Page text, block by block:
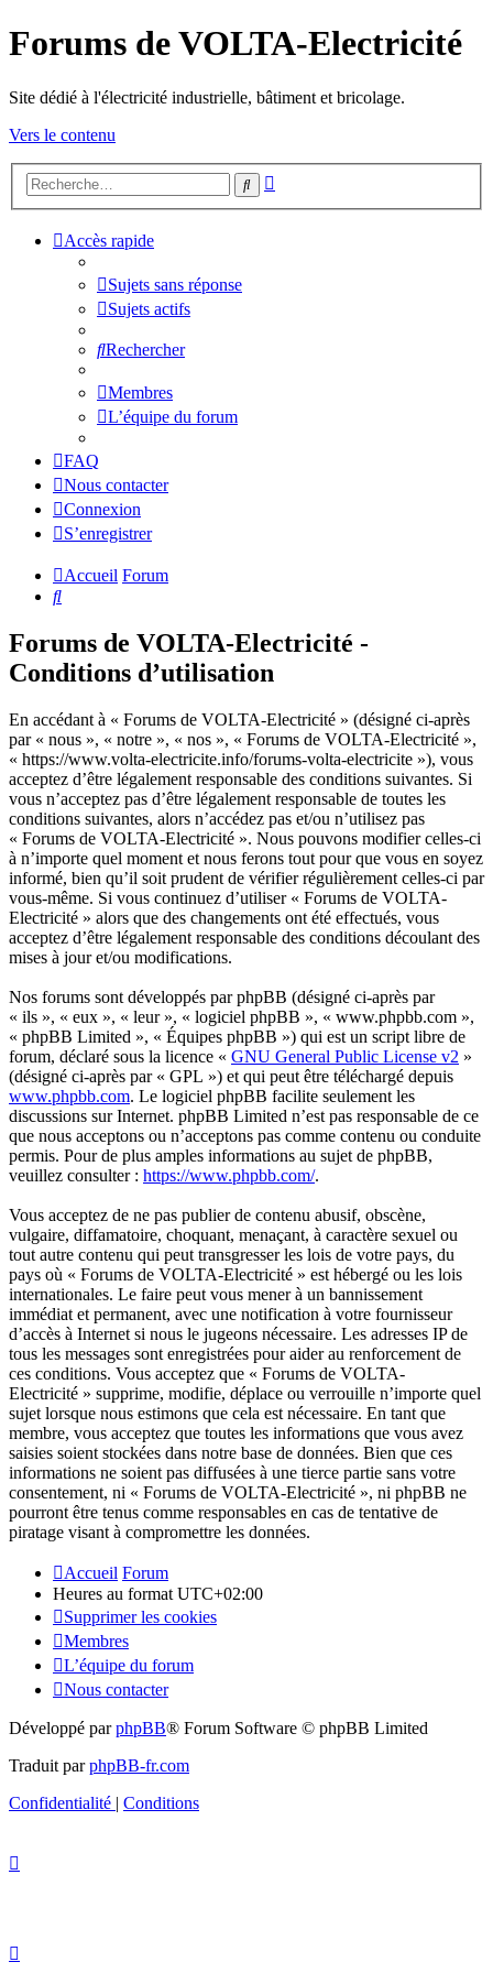
Forums de VOLTA-Electricité
Site dédié à l'électricité industrielle, bâtiment et bricolage.
Vers le contenu
Rechercher
Accès rapide
Sujets sans réponse
Sujets actifs
Rechercher
Membres
L’équipe du forum
FAQ
Nous contacter
Connexion
S’enregistrer
Accueil Forum
Rechercher
Forums de VOLTA-Electricité -
Conditions d’utilisation
En accédant à « Forums de VOLTA-Electricité » (désigné ci-après
par « nous », « notre », « nos », « Forums de VOLTA-Electricité »,
« https://www.volta-electricite.info/forums-volta-electricite »), vous
acceptez d’être légalement responsable des conditions suivantes. Si
vous n’acceptez pas d’être légalement responsable de toutes les
conditions suivantes, alors n’accédez pas et/ou n’utilisez pas
« Forums de VOLTA-Electricité ». Nous pouvons modifier celles-ci
à n’importe quel moment et nous ferons tout pour que vous en soyez
informé, bien qu’il soit prudent de vérifier régulièrement celles-ci par
vous-même. Si vous continuez d’utiliser « Forums de VOLTA-
Electricité » alors que des changements ont été effectués, vous
acceptez d’être légalement responsable des conditions découlant des
mises à jour et/ou modifications.
Nos forums sont développés par phpBB (désigné ci-après par
« ils », « eux », « leur », « logiciel phpBB », « www.phpbb.com »,
« phpBB Limited », « Équipes phpBB ») qui est un script libre de
forum, déclaré sous la licence « GNU General Public License v2 »
(désigné ci-après par « GPL ») et qui peut être téléchargé depuis
www.phpbb.com. Le logiciel phpBB facilite seulement les
discussions sur Internet. phpBB Limited n’est pas responsable de ce
que nous acceptons ou n’acceptons pas comme contenu ou conduite
permis. Pour de plus amples informations au sujet de phpBB,
veuillez consulter : https://www.phpbb.com/.
Vous acceptez de ne pas publier de contenu abusif, obscène,
vulgaire, diffamatoire, choquant, menaçant, à caractère sexuel ou
tout autre contenu qui peut transgresser les lois de votre pays, du
pays où « Forums de VOLTA-Electricité » est hébergé ou les lois
internationales. Le faire peut vous mener à un bannissement
immédiat et permanent, avec une notification à votre fournisseur
d’accès à Internet si nous le jugeons nécessaire. Les adresses IP de
tous les messages sont enregistrées pour aider au renforcement de
ces conditions. Vous acceptez que « Forums de VOLTA-
Electricité » supprime, modifie, déplace ou verrouille n’importe quel
sujet lorsque nous estimons que cela est nécessaire. En tant que
membre, vous acceptez que toutes les informations que vous avez
saisies soient stockées dans notre base de données. Bien que ces
informations ne soient pas diffusées à une tierce partie sans votre
consentement, ni « Forums de VOLTA-Electricité », ni phpBB ne
pourront être tenus comme responsables en cas de tentative de
piratage visant à compromettre les données.
Accueil Forum
Heures au format UTC+02:00
Supprimer les cookies
Membres
L’équipe du forum
Nous contacter
Développé parphpBB® Forum Software © phpBB Limited
Traduit parphpBB-fr.com
Confidentialité | Conditions